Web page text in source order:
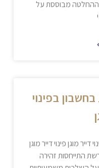
מבוססת על
בפינוי
מוגן פינוי דייר מוגן
התייחסות זהירה